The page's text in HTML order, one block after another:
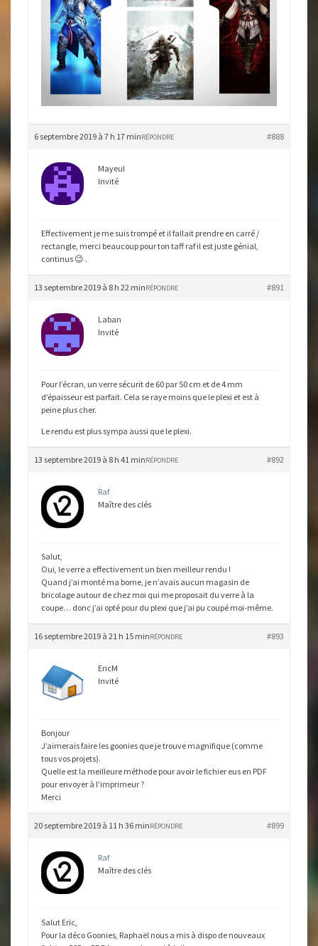
6 septembre 2019 à 7 h 17 min #888
RÉPONDRE
Mayeul
Invité
Effectivement je me suis trompé et il fallait prendre en carré /
rectangle, merci beaucoup pour ton taff raf il est juste génial,
continus 😉 .
13 septembre 2019 à 8 h 22 min #891
RÉPONDRE
Laban
Invité
Pour l’écran, un verre sécurit de 60 par 50 cm et de 4 mm
d’épaisseur est parfait. Cela se raye moins que le plexi et est à
peine plus cher.
Le rendu est plus sympa aussi que le plexi.
13 septembre 2019 à 8 h 41 min #892
RÉPONDRE
Raf
Maître des clés
Salut,
Oui, le verre a effectivement un bien meilleur rendu !
Quand j’ai monté ma borne, je n’avais aucun magasin de
bricolage autour de chez moi qui me proposait du verre à la
coupe… donc j’ai opté pour du plexi que j’ai pu coupé moi-même.
16 septembre 2019 à 21 h 15 min #893
RÉPONDRE
EricM
Invité
Bonjour
J’aimerais faire les goonies que je trouve magnifique (comme
tous vos projets).
Quelle est la meilleure méthode pour avoir le fichier eus en PDF
pour envoyer à l’imprimeur ?
Merci
20 septembre 2019 à 11 h 36 min #899
RÉPONDRE
Raf
Maître des clés
Salut Eric,
Pour la déco Goonies, Raphaël nous a mis à dispo de nouveaux